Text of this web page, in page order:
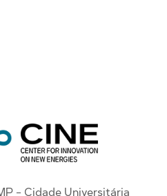
- Cidade Universitária